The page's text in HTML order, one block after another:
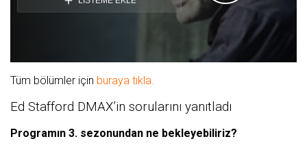
Oynat
Tüm bölümler için buraya tıkla.
Ed Stafford DMAX’in sorularını yanıtladı
Programın 3. sezonundan ne bekleyebiliriz?